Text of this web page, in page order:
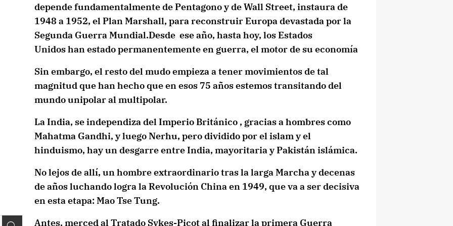
depende fundamentalmente de Pentagono y de Wall Street, instaura de
1948 a 1952, el Plan Marshall, para reconstruir Europa devastada por la
Segunda Guerra Mundial.Desde ese año, hasta hoy, los Estados
Unidos han estado permanentemente en guerra, el motor de su economía
Sin embargo, el resto del mudo empieza a tener movimientos de tal
magnitud que han hecho que en esos 75 años estemos transitando del
mundo unipolar al multipolar.
La India, se independiza del Imperio Británico , gracias a hombres como
Mahatma Gandhi, y luego Nerhu, pero dividido por el islam y el
hinduismo, hay un desgarre entre India, mayoritaria y Pakistán islámica.
No lejos de allí, un hombre extraordinario tras la larga Marcha y decenas
de años luchando logra la Revolución China en 1949, que va a ser decisiva
en esta etapa: Mao Tse Tung.
Antes, merced al Tratado Sykes-Picot al finalizar la primera Guerra